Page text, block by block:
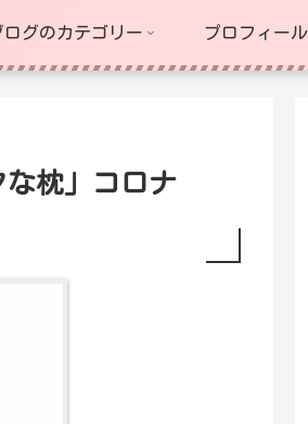
ログのカテゴリー プロフィール
枕」コロナ